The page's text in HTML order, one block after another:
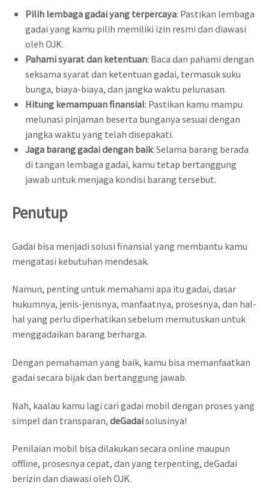
Pilih lembaga gadai yang terpercaya: Pastikan lembaga
gadai yang kamu pilih memiliki izin resmi dan diawasi
oleh OJK.
Pahami syarat dan ketentuan: Baca dan pahami dengan
seksama syarat dan ketentuan gadai, termasuk suku
bunga, biaya-biaya, dan jangka waktu pelunasan.
Hitung kemampuan finansial: Pastikan kamu mampu
melunasi pinjaman beserta bunganya sesuai dengan
jangka waktu yang telah disepakati.
Jaga barang gadai dengan baik: Selama barang berada
di tangan lembaga gadai, kamu tetap bertanggung
jawab untuk menjaga kondisi barang tersebut.
Penutup
Gadai bisa menjadi solusi finansial yang membantu kamu
mengatasi kebutuhan mendesak.
Namun, penting untuk memahami apa itu gadai, dasar
hukumnya, jenis-jenisnya, manfaatnya, prosesnya, dan hal-
hal yang perlu diperhatikan sebelum memutuskan untuk
menggadaikan barang berharga.
Dengan pemahaman yang baik, kamu bisa memanfaatkan
gadai secara bijak dan bertanggung jawab.
Nah, kaalau kamu lagi cari gadai mobil dengan proses yang
simpel dan transparan,deGadaisolusinya!
Penilaian mobil bisa dilakukan secara online maupun
offline, prosesnya cepat, dan yang terpenting, deGadai
berizin dan diawasi oleh OJK.